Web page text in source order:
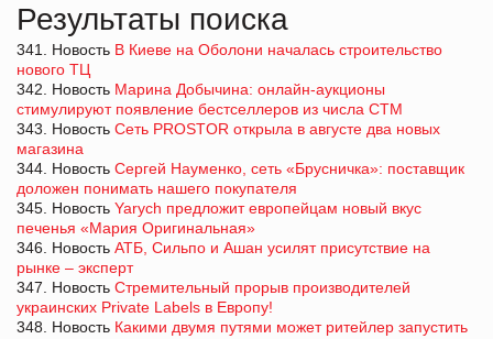
Результаты поиска
341. Новость В Киеве на Оболони началась строительство
нового ТЦ
342. Новость Марина Добычина: онлайн-аукционы
стимулируют появление бестселлеров из числа СТМ
343. Новость Сеть PROSTOR открыла в августе два новых
магазина
344. Новость Сергей Науменко, сеть «Брусничка»: поставщик
доложен понимать нашего покупателя
345. Новость Yarych предложит европейцам новый вкус
печенья «Мария Оригинальная»
346. Новость АТБ, Сильпо и Ашан усилят присутствие на
рынке – эксперт
347. Новость Стремительный прорыв производителей
украинских Private Labels в Европу!
348. Новость Какими двумя путями может ритейлер запустить